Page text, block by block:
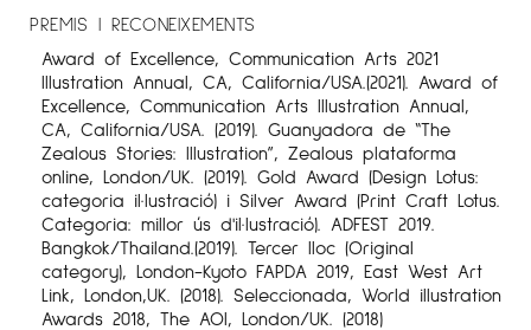
PREMIS I RECONEIXEMENTS
Award of Excellence, Communication Arts 2021
Illustration Annual, CA, California/USA.(2021). Award of
Excellence, Communication Arts Illustration Annual,
CA, California/USA. (2019). Guanyadora de “The
Zealous Stories: Illustration”, Zealous plataforma
online, London/UK. (2019). Gold Award (Design Lotus:
categoria il·lustració) i Silver Award (Print Craft Lotus.
Categoria: millor ús d'il·lustració). ADFEST 2019.
Bangkok/Thailand.(2019). Tercer lloc (Original
category), London-Kyoto FAPDA 2019, East West Art
Link, London,UK. (2018). Seleccionada, World illustration
Awards 2018, The AOI, London/UK. (2018)